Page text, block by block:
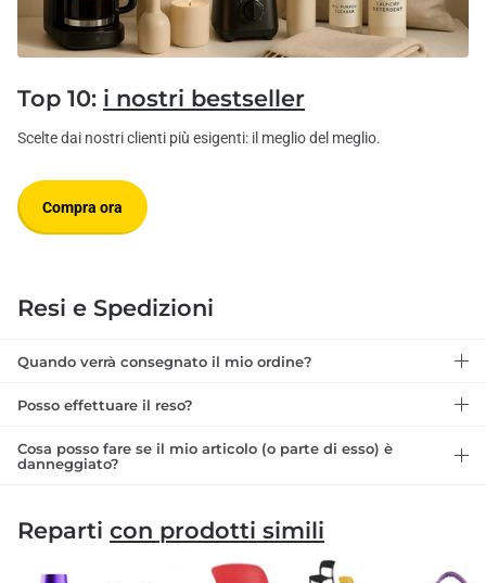
Top 10: i nostri bestseller
Scelte dai nostri clienti più esigenti: il meglio del meglio.
Compra ora
Resi e Spedizioni
Quando verrà consegnato il mio ordine?
Posso effettuare il reso?
Cosa posso fare se il mio articolo (o parte di esso) è
danneggiato?
Reparti con prodotti simili